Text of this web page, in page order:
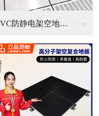
全钢无边防静电地板